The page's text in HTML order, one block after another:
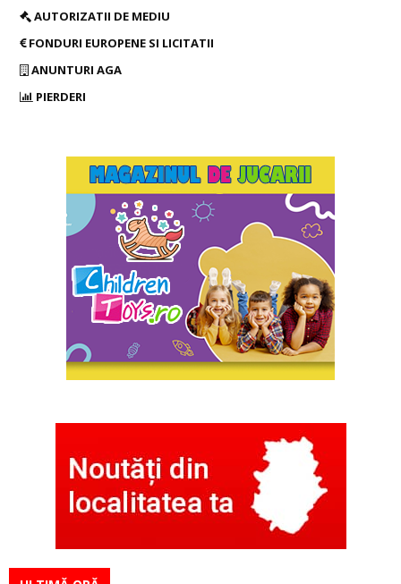
AUTORIZATII DE MEDIU
FONDURI EUROPENE SI LICITATII
ANUNTURI AGA
PIERDERI